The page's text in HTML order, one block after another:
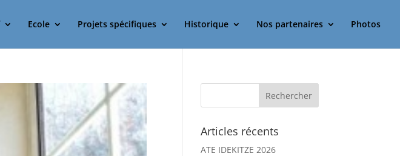
Ecole Projets spécifiques Historique Nos partenaires Photos
Articles récents
ATE IDEKITZE 2026